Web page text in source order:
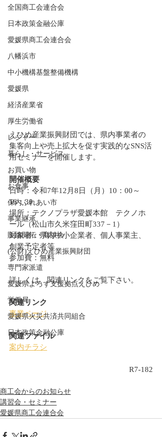
全国商工会連合会
日本政策金融公庫
愛媛県商工会連合会
八幡浜市
中小機構基盤整備機構
愛媛県
経済産業省
厚生労働省
レジャー
暮らし・サービス
お買い物
お食事
保内ふれあい市
事業継承
販路開拓・商談会
(公財)えひめ産業振興財団
専門家派遣
愛媛県よろず支援拠点えひめ
労働局
愛媛県火災共済共同組合
日本政策金融公庫
えひめ産業振興財団では、県内事業者の
集客向上や売上拡大を促す実践的なSNS活
用セミナーを開催します。
開催概要
日時：令和7年12月8日（月）10：00～
16：30
場所：テクノプラザ愛媛本館　テクノホ
ール（松山市久米窪田町337－1）
対象者：県内中小企業者、個人事業主、
創業予定者等
参加費：無料
詳しくは、関連リンクをご覧下さい。
関連リンク
事業ページ
関連ファイル
案内チラシ
R7-182
商工会からのお知らせ
講習会・セミナー
愛媛県商工会連合会